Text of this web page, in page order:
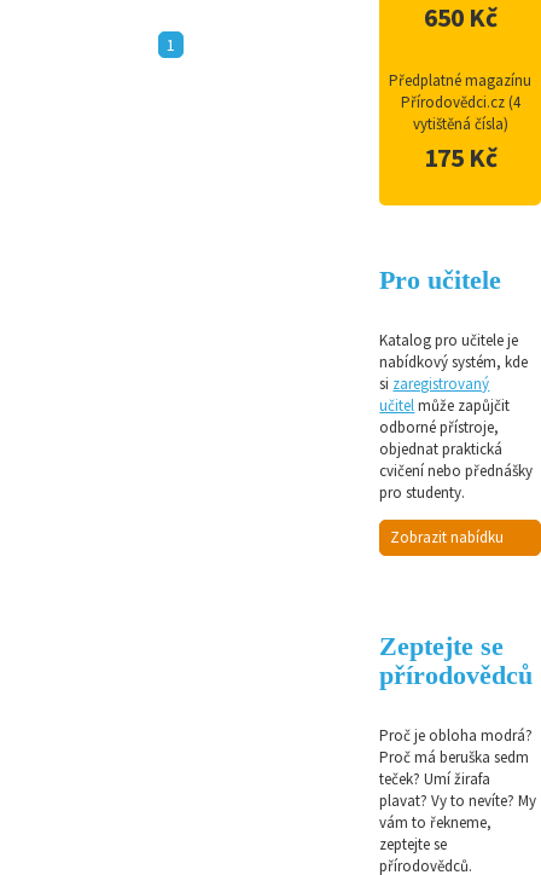
1
650 Kč
Předplatné magazínu
Přírodovědci.cz (4
vytištěná čísla)
175 Kč
Pro učitele
Katalog pro učitele je
nabídkový systém, kde
si zaregistrovaný
učitelmůže zapůjčit
odborné přístroje,
objednat praktická
cvičení nebo přednášky
pro studenty.
Zobrazit nabídku
Zeptejte se
přírodovědců
Proč je obloha modrá?
Proč má beruška sedm
teček? Umí žirafa
plavat? Vy to nevíte? My
vám to řekneme,
zeptejte se
přírodovědců.